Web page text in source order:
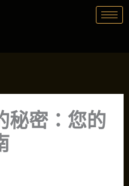
秘密：您的